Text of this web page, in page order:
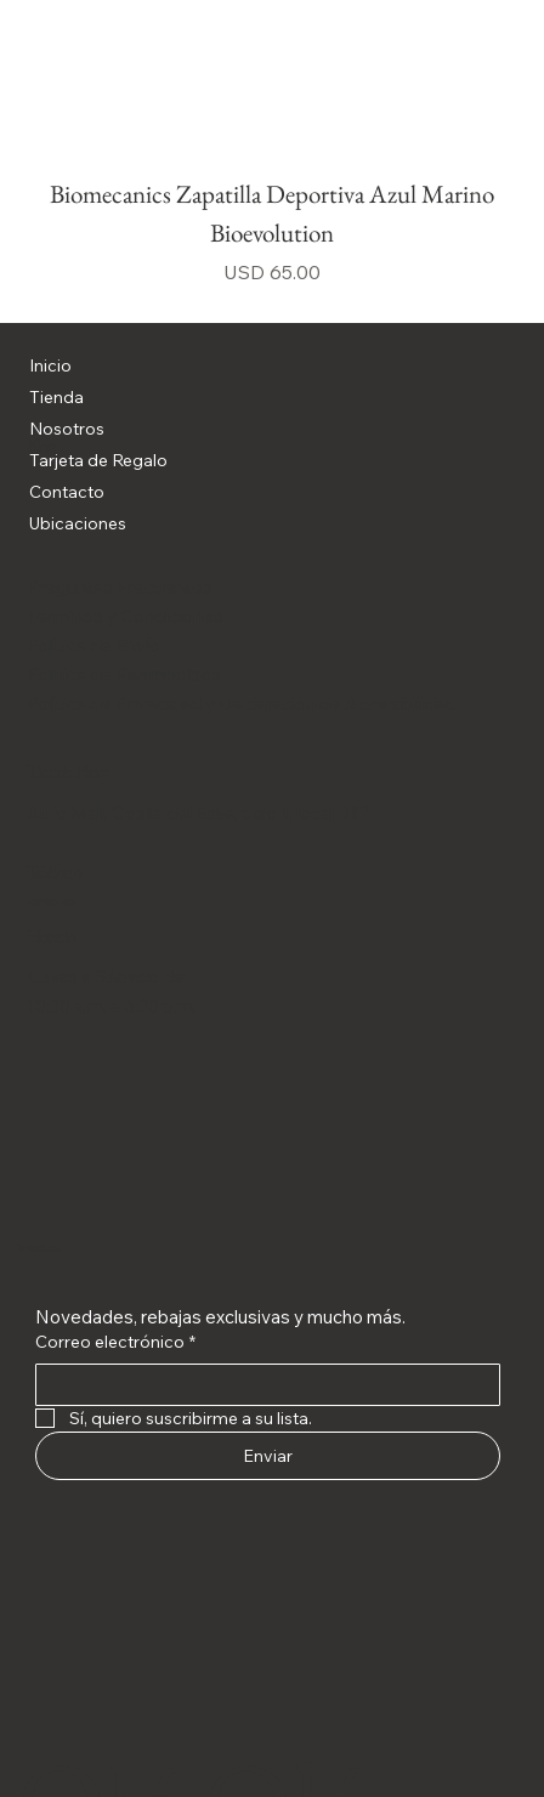
Biomecanics Zapatilla Deportiva Azul Marino
Bioevolution
Precio
USD 65.00
Inicio
Tienda
Nosotros
Tarjeta de Regalo
Contacto
Ubicaciones
Novedades, rebajas exclusivas y mucho más.
Correo electrónico *
Sí, quiero suscribirme a su lista.
Enviar